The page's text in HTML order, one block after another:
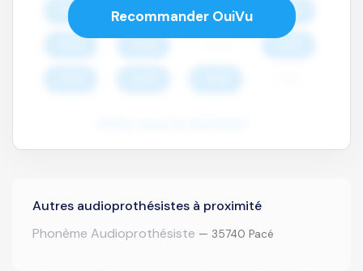
Recommander OuiVu
Autres audioprothésistes à proximité
Phonème Audioprothésiste — 35740 Pacé